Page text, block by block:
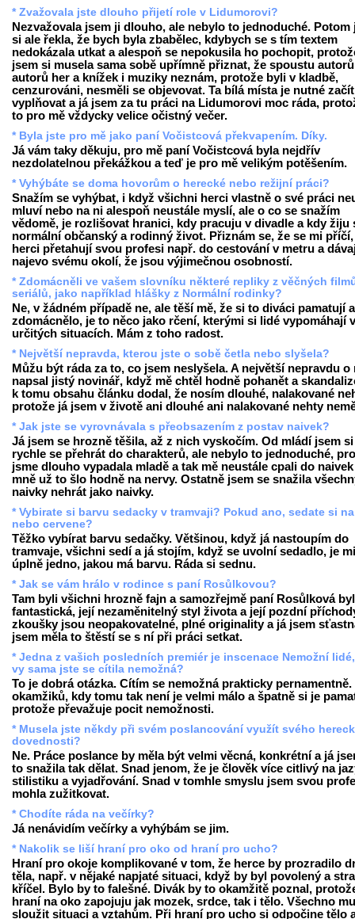
* Zvažovala jste dlouho přijetí role v Lidumorovi?
Nezvažovala jsem ji dlouho, ale nebylo to jednoduché. Potom
si ale řekla, že bych byla zbabělec, kdybych se s tím textem
nedokázala utkat a alespoň se nepokusila ho pochopit,
jsem si musela sama sobě upřímně přiznat, že spoustu
autorů her a knížek i muziky neznám, protože byli v kladbě,
cenzurováni, nesměli se objevovat. Ta bílá místa je nutné začít
vyplňovat a já jsem za tu práci na Lidumorovi moc ráda,
to pro mě vždycky velice očistný večer.
* Byla jste pro mě jako paní Vočistcová překvapením. Díky.
Já vám taky děkuju, pro mě paní Vočistcová byla nejdřív
nezdolatelnou překážkou a teď je pro mě velikým potěšením.
* Vyhýbáte se doma hovorům o herecké nebo režijní práci?
Snažím se vyhýbat, i když všichni herci vlastně o své práci
mluví nebo na ni alespoň neustále myslí, ale o co se snažím
vědomě, je rozlišovat hranici, kdy pracuju v divadle a kdy žiju
normální občanský a rodinný život. Přiznám se, že se mi
herci přetahují svou profesi např. do cestování v metru a
najevo svému okolí, že jsou výjimečnou osobností.
* Zdomácněli ve vašem slovníku některé repliky z věčných
seriálů, jako například hlášky z Normální rodinky?
Ne, v žádném případě ne, ale těší mě, že si to diváci pamatují
zdomácnělo, je to něco jako rčení, kterými si lidé vypomáhají v
určitých situacích. Mám z toho radost.
* Největší nepravda, kterou jste o sobě četla nebo slyšela?
Můžu být ráda za to, co jsem neslyšela. A největší nepravdu o
napsal jistý novinář, když mě chtěl hodně pohanět a
k tomu obsahu článku dodal, že nosím dlouhé, nalakované
protože já jsem v životě ani dlouhé ani nalakované nehty
* Jak jste se vyrovnávala s přeobsazením z postav naivek?
Já jsem se hrozně těšila, až z nich vyskočím. Od mládí jsem
rychle se přehrát do charakterů, ale nebylo to jednoduché,
jsme dlouho vypadala mladě a tak mě neustále cpali do naivek
mně už to šlo hodně na nervy. Ostatně jsem se snažila
naivky nehrát jako naivky.
* Vybirate si barvu sedacky v tramvaji? Pokud ano, sedate si
nebo cervene?
Těžko vybírat barvu sedačky. Většinou, když já nastoupím do
tramvaje, všichni sedí a já stojím, když se uvolní sedadlo, je mi
úplně jedno, jakou má barvu. Ráda si sednu.
* Jak se vám hrálo v rodince s paní Rosůlkovou?
Tam byli všichni hrozně fajn a samozřejmě paní Rosůlková
fantastická, její nezaměnitelný styl života a její pozdní
zkoušky jsou neopakovatelné, plné originality a já jsem
jsem měla to štěstí se s ní při práci setkat.
* Jedna z vašich posledních premiér je inscenace Nemožní
vy sama jste se cítila nemožná?
To je dobrá otázka. Cítím se nemožná prakticky pernamentně.
okamžiků, kdy tomu tak není je velmi málo a špatně si je
protože převažuje pocit nemožnosti.
* Musela jste někdy při svém poslancování využít svého
dovednosti?
Ne. Práce poslance by měla být velmi věcná, konkrétní a já
to snažila tak dělat. Snad jenom, že je člověk více citlivý na
stilistiku a vyjadřování. Snad v tomhle smyslu jsem svou
mohla zužitkovat.
* Chodíte ráda na večírky?
Já nenávidím večírky a vyhýbám se jim.
* Nakolik se liší hraní pro oko od hraní pro ucho?
Hraní pro okoje komplikované v tom, že herce by prozradilo
těla, např. v nějaké napjaté situaci, když by byl povolený a
kříčel. Bylo by to falešné. Divák by to okamžitě poznal,
hraní na oko zapojuju jak mozek, srdce, tak i tělo. Všechno
sloužit situaci a vztahům. Při hraní pro ucho si odpočine tělo